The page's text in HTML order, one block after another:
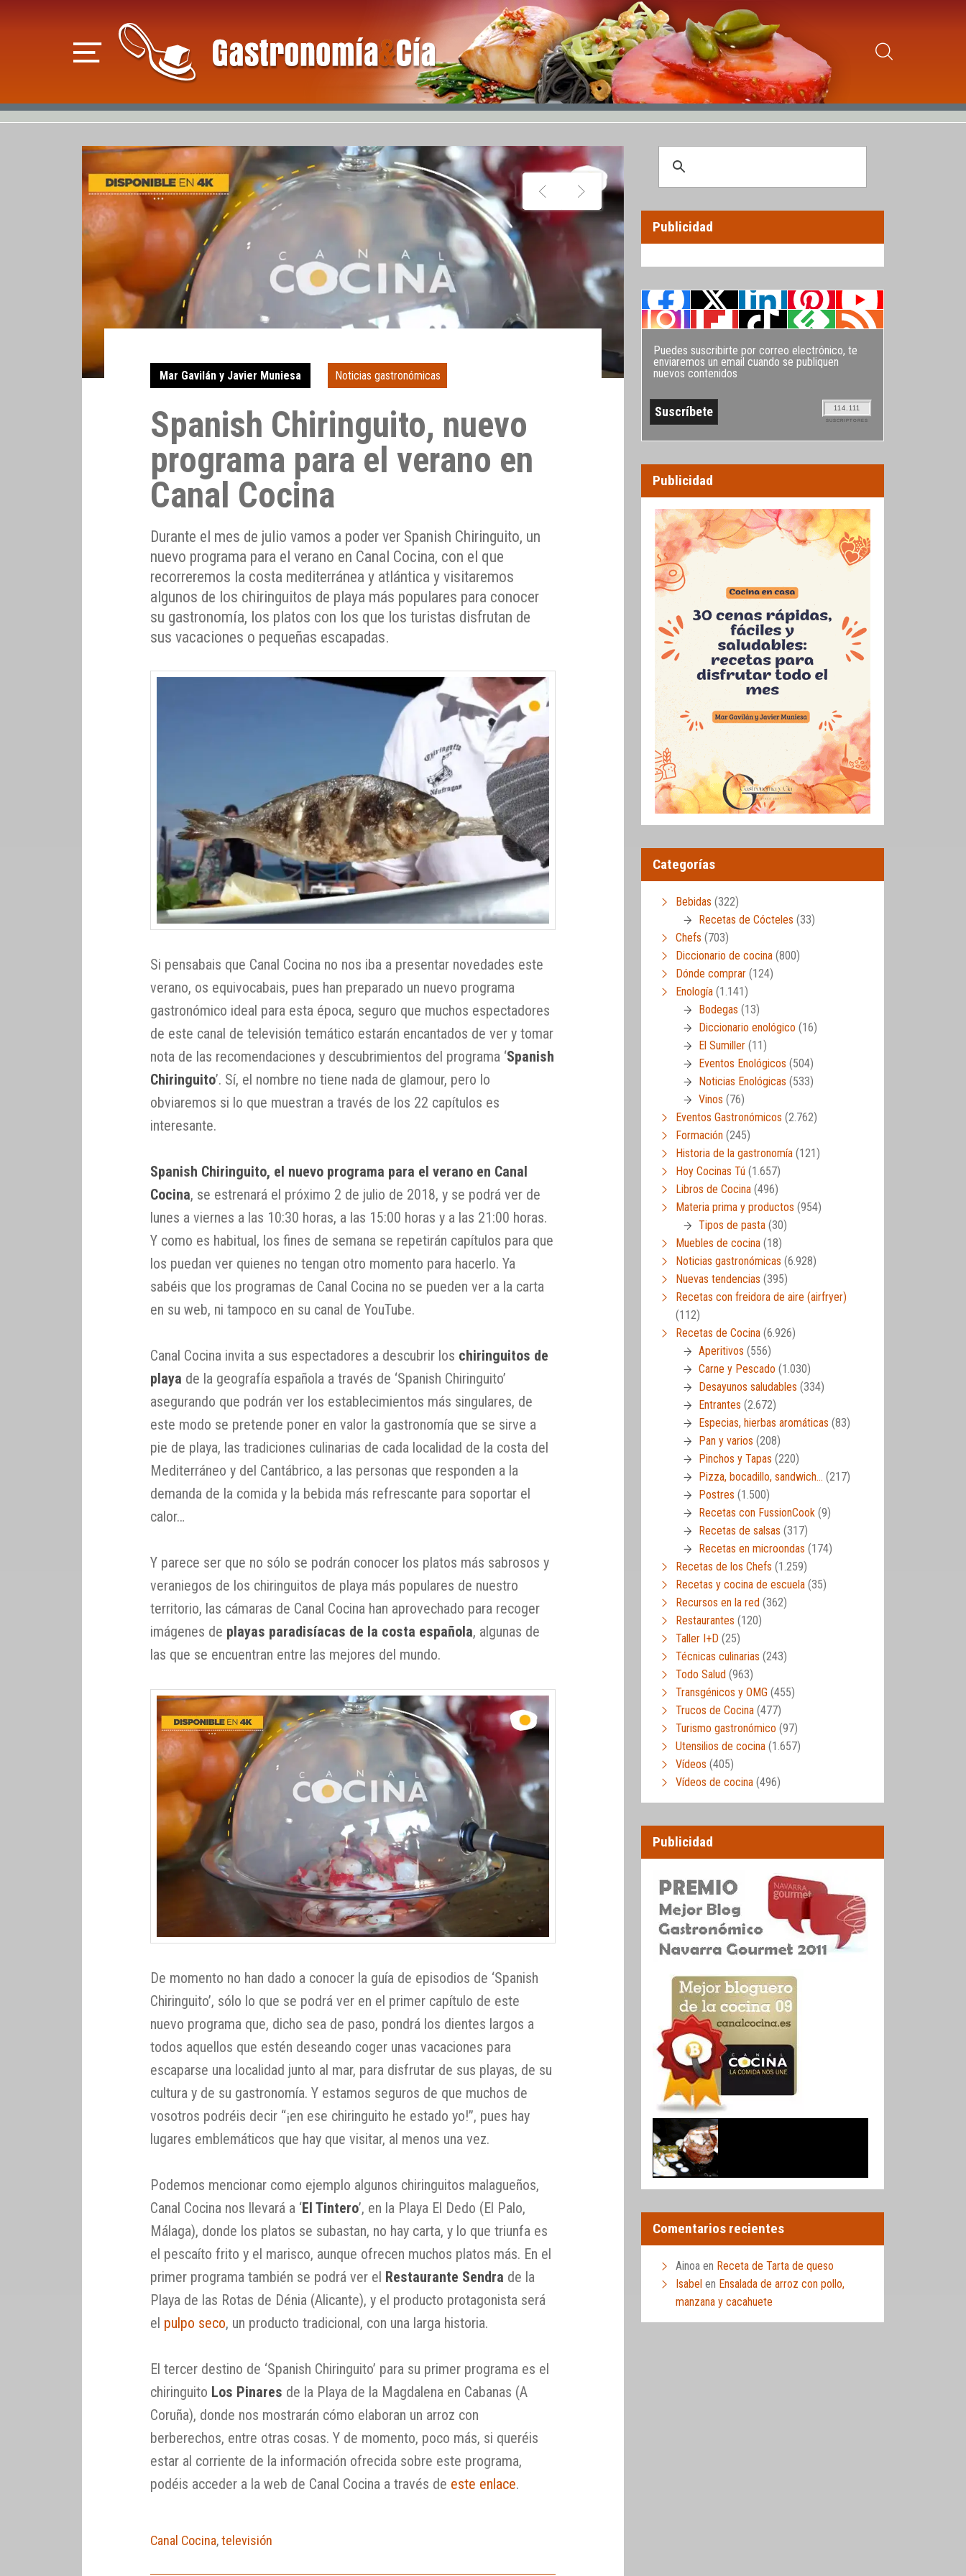
Mar Gavilán y Javier Muniesa Noticias gastronómicas
Spanish Chiringuito, nuevo
programa para el verano en
Canal Cocina
Durante el mes de julio vamos a poder ver Spanish Chiringuito, un
nuevo programa para el verano en Canal Cocina, con el que
recorreremos la costa mediterránea y atlántica y visitaremos
algunos de los chiringuitos de playa más populares para conocer
su gastronomía, los platos con los que los turistas disfrutan de
sus vacaciones o pequeñas escapadas.
Si pensabais que Canal Cocina no nos iba a presentar novedades este
verano, os equivocabais, pues han preparado un nuevo programa
gastronómico ideal para esta época, seguro que muchos espectadores
de este canal de televisión temático estarán encantados de ver y tomar
nota de las recomendaciones y descubrimientos del programa ‘Spanish
Chiringuito’. Sí, el nombre no tiene nada de glamour, pero lo
obviaremos si lo que muestran a través de los 22 capítulos es
interesante.
Spanish Chiringuito, el nuevo programa para el verano en Canal
Cocina, se estrenará el próximo 2 de julio de 2018, y se podrá ver de
lunes a viernes a las 10:30 horas, a las 15:00 horas y a las 21:00 horas.
Y como es habitual, los fines de semana se repetirán capítulos para que
los puedan ver quienes no tengan otro momento para hacerlo. Ya
sabéis que los programas de Canal Cocina no se pueden ver a la carta
en su web, ni tampoco en su canal de YouTube.
Canal Cocina invita a sus espectadores a descubrir los chiringuitos de
playa de la geografía española a través de ‘Spanish Chiringuito’
asegurando que podrán ver los establecimientos más singulares, de
este modo se pretende poner en valor la gastronomía que se sirve a
pie de playa, las tradiciones culinarias de cada localidad de la costa del
Mediterráneo y del Cantábrico, a las personas que responden a la
demanda de la comida y la bebida más refrescante para soportar el
calor…
Y parece ser que no sólo se podrán conocer los platos más sabrosos y
veraniegos de los chiringuitos de playa más populares de nuestro
territorio, las cámaras de Canal Cocina han aprovechado para recoger
imágenes de playas paradisíacas de la costa española, algunas de
las que se encuentran entre las mejores del mundo.
De momento no han dado a conocer la guía de episodios de ‘Spanish
Chiringuito’, sólo lo que se podrá ver en el primer capítulo de este
nuevo programa que, dicho sea de paso, pondrá los dientes largos a
todos aquellos que estén deseando coger unas vacaciones para
escaparse una localidad junto al mar, para disfrutar de sus playas, de su
cultura y de su gastronomía. Y estamos seguros de que muchos de
vosotros podréis decir “¡en ese chiringuito he estado yo!”, pues hay
lugares emblemáticos que hay que visitar, al menos una vez.
Podemos mencionar como ejemplo algunos chiringuitos malagueños,
Canal Cocina nos llevará a ‘El Tintero’, en la Playa El Dedo (El Palo,
Málaga), donde los platos se subastan, no hay carta, y lo que triunfa es
el pescaíto frito y el marisco, aunque ofrecen muchos platos más. En el
primer programa también se podrá ver el Restaurante Sendra de la
Playa de las Rotas de Dénia (Alicante), y el producto protagonista será
el pulpo seco, un producto tradicional, con una larga historia.
El tercer destino de ‘Spanish Chiringuito’ para su primer programa es el
chiringuito Los Pinares de la Playa de la Magdalena en Cabanas (A
Coruña), donde nos mostrarán cómo elaboran un arroz con
berberechos, entre otras cosas. Y de momento, poco más, si queréis
estar al corriente de la información ofrecida sobre este programa,
podéis acceder a la web de Canal Cocina a través de este enlace.
Canal Cocina,televisión
Publicidad
Puedes suscribirte por correo electrónico, te
enviaremos un email cuando se publiquen
nuevos contenidos
114.111
SUSCRIPTORES
Publicidad
Categorías
Bebidas (322)
Recetas de Cócteles (33)
Chefs (703)
Diccionario de cocina (800)
Dónde comprar (124)
Enología (1.141)
Bodegas (13)
Diccionario enológico (16)
El Sumiller (11)
Eventos Enológicos (504)
Noticias Enológicas (533)
Vinos (76)
Eventos Gastronómicos (2.762)
Formación (245)
Historia de la gastronomía (121)
Hoy Cocinas Tú (1.657)
Libros de Cocina (496)
Materia prima y productos (954)
Tipos de pasta (30)
Muebles de cocina (18)
Noticias gastronómicas (6.928)
Nuevas tendencias (395)
Recetas con freidora de aire (airfryer)
(112)
Recetas de Cocina (6.926)
Aperitivos (556)
Carne y Pescado (1.030)
Desayunos saludables (334)
Entrantes (2.672)
Especias, hierbas aromáticas (83)
Pan y varios (208)
Pinchos y Tapas (220)
Pizza, bocadillo, sandwich… (217)
Postres (1.500)
Recetas con FussionCook (9)
Recetas de salsas (317)
Recetas en microondas (174)
Recetas de los Chefs (1.259)
Recetas y cocina de escuela (35)
Recursos en la red (362)
Restaurantes (120)
Taller I+D (25)
Técnicas culinarias (243)
Todo Salud (963)
Transgénicos y OMG (455)
Trucos de Cocina (477)
Turismo gastronómico (97)
Utensilios de cocina (1.657)
Vídeos (405)
Vídeos de cocina (496)
Publicidad
Comentarios recientes
Ainoa en Receta de Tarta de queso
Isabel en Ensalada de arroz con pollo,
manzana y cacahuete